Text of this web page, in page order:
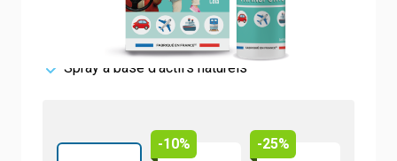
Anti vomissements
Facile à transporter
Spray à base d'actifs naturels
-10% -25%